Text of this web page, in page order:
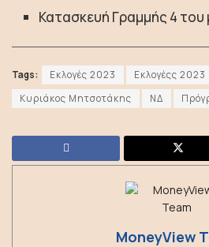
Κατασκευή Γραμμής 4 του
Tags: Εκλογές 2023
Εκλογέςς 2023
Κυριάκος Μητσοτάκης
ΝΔ
MoneyView